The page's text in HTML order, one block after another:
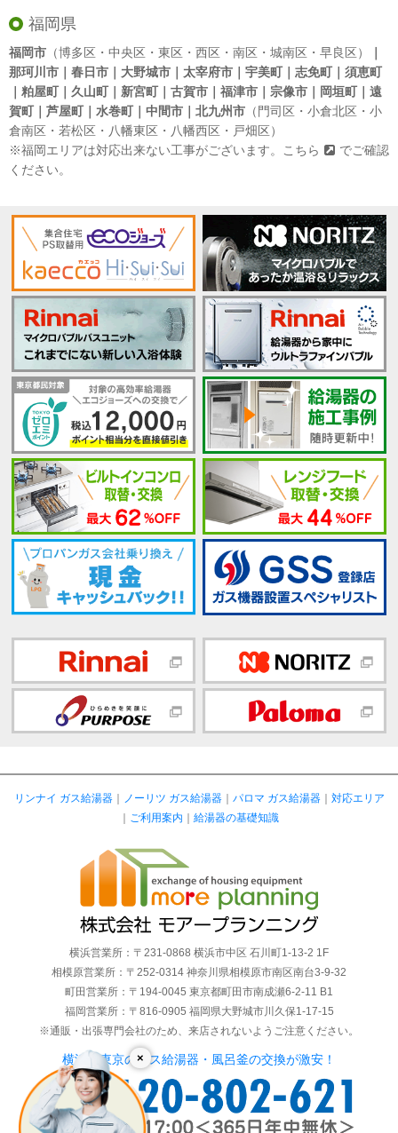
福岡県
福岡市 （博多区・中央区・東区・西区・南区・城南区・早良区）
那珂川市｜春日市｜大野城市｜太宰府市｜宇美町｜志免町｜須恵町
｜粕屋町｜久山町｜新宮町｜古賀市｜福津市｜宗像市｜岡垣町｜遠
賀町｜芦屋町｜水巻町｜中間市｜北九州市 （門司区・小倉北区・小
倉南区・若松区・八幡東区・八幡西区・戸畑区）
※福岡エリアは対応出来ない工事がございます。
こちら
でご確認
ください。
×
リンナイ ガス給湯器｜ ノーリツ ガス給湯器｜ パロマ ガス給湯器｜ 対応エリア
ご利用案内 給湯器の基礎知識
横浜営業所：〒231-0868 横浜市中区 石川町1-13-2 1F
相模原営業所：〒252-0314 神奈川県相模原市南区南台3-9-32
町田営業所：〒194-0045 東京都町田市南成瀬6-2-11 B1
福岡営業所：〒816-0905 福岡県大野城市川久保1-17-15
※通販・出張専門会社のため、来店されないようご注意ください。
横浜・東京のガス給湯器・風呂釜の交換が激安！